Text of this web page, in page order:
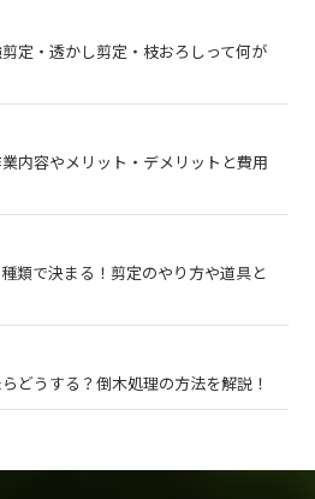
定・透かし剪定・枝おろしって何が
内容やメリット・デメリットと費用
類で決まる！剪定のやり方や道具と
どうする？倒木処理の方法を解説！